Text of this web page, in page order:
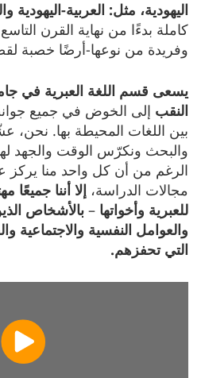
اليهودية، مثل: العربية-اليهودية
كاملة بدءًا من نهاية القرن
وفريدة من نوعها-أرضًا خصبة
يسعى قسم اللغة العبرية في
النقب إلى الخوض في جميع جوانب
بين اللغات المحيطة بها. نحن،
والبحث ونكرّس الوقت والجهد
الرغم من أن كل واحد منا يركز
مجالات الدراسة، إلا أننا جميعًا
للعبرية وأخواتها – بالأشخاص
والعوامل النفسية والاجتماعية
التي تحفزهم.